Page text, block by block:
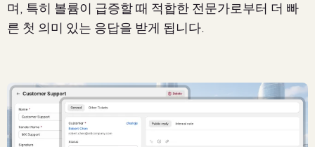
며, 특히 볼륨이 급증할 때 적합한 전문가로부터 더 빠
른 첫 의미 있는 응답을 받게 됩니다.